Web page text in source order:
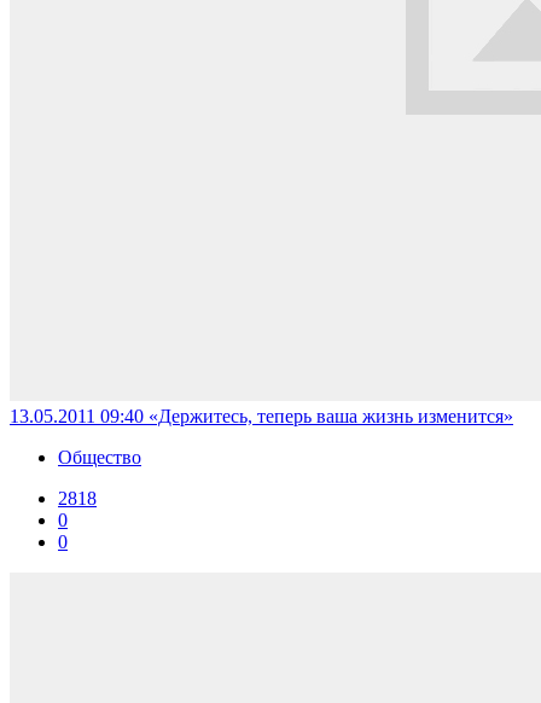
13.05.2011 09:40 «Держитесь, теперь ваша жизнь изменится»
Общество
2818
0
0